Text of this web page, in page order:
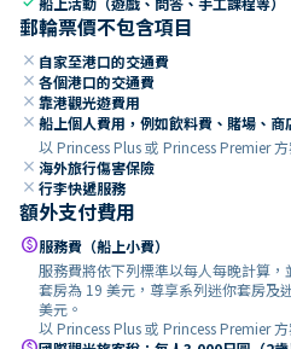
郵輪票價不包含項目
close 自家至港口的交通費
close 各個港口的交通費
close 靠港觀光遊費用
close 船上個人費用，例如飲料費、賭場、
以 Princess Plus 或 Princess Premier
close 海外旅行傷害保險
close 行李快遞服務
額外支付費用
paid服務費（船上小費）
服務費將依下列標準以每人每晚計算，
套房為 19 美元，尊享系列迷你套房及
美元。
以 Princess Plus 或 Princess Premier